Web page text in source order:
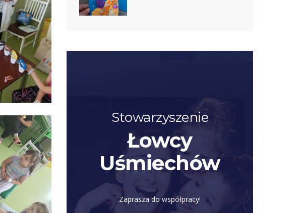
Stowarzyszenie
Łowcy
Uśmiechów
Zaprasza do współpracy!